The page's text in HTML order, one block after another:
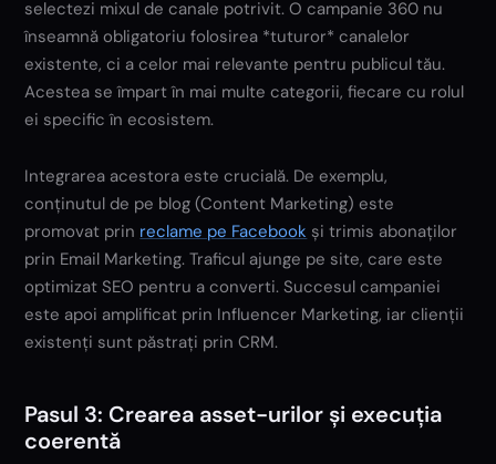
selectezi mixul de canale potrivit. O campanie 360 nu
înseamnă obligatoriu folosirea *tuturor* canalelor
existente, ci a celor mai relevante pentru publicul tău.
Acestea se împart în mai multe categorii, fiecare cu rolul
ei specific în ecosistem.
Integrarea acestora este crucială. De exemplu,
conținutul de pe blog (Content Marketing) este
promovat prin reclame pe Facebook și trimis abonaților
prin Email Marketing. Traficul ajunge pe site, care este
optimizat SEO pentru a converti. Succesul campaniei
este apoi amplificat prin Influencer Marketing, iar clienții
existenți sunt păstrați prin CRM.
Pasul 3: Crearea asset-urilor și execuția
coerentă